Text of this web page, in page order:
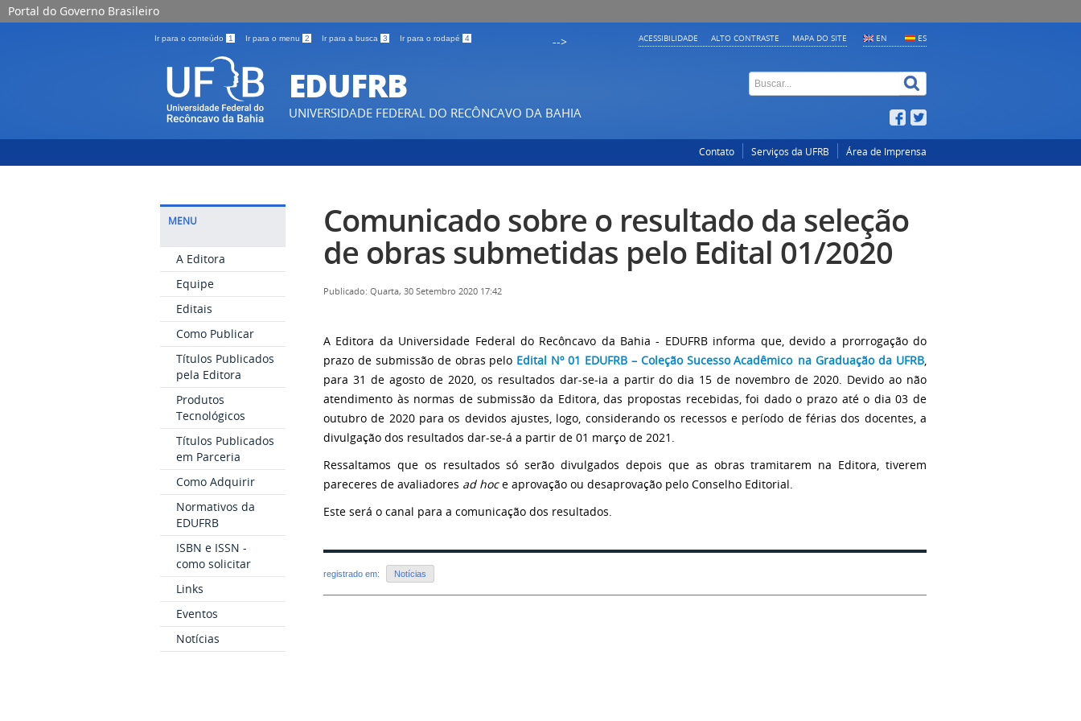
Portal do Governo Brasileiro
Ir para o conteúdo 1 Ir para o menu 2 Ir para a busca 3 Ir para o rodapé 4 EN ES
--> ACESSIBILIDADE ALTO CONTRASTE MAPA DO SITE
EDUFRB
UNIVERSIDADE FEDERAL DO RECÔNCAVO DA BAHIA
Contato Serviços da UFRB Área de Imprensa
MENU
A Editora
Equipe
Editais
Como Publicar
Títulos Publicados
pela Editora
Produtos
Tecnológicos
Títulos Publicados
em Parceria
Como Adquirir
Normativos da
EDUFRB
ISBN e ISSN -
como solicitar
Links
Eventos
Notícias
Comunicado sobre o resultado da seleção
de obras submetidas pelo Edital 01/2020
Publicado: Quarta, 30 Setembro 2020 17:42
A Editora da Universidade Federal do Recôncavo da Bahia - EDUFRB informa que, devido a prorrogação do
prazo de submissão de obras pelo Edital Nº 01 EDUFRB – Coleção Sucesso Acadêmico na Graduação da UFRB,
para 31 de agosto de 2020, os resultados dar-se-ia a partir do dia 15 de novembro de 2020. Devido ao não
atendimento às normas de submissão da Editora, das propostas recebidas, foi dado o prazo até o dia 03 de
outubro de 2020 para os devidos ajustes, logo, considerando os recessos e período de férias dos docentes, a
divulgação dos resultados dar-se-á a partir de 01 março de 2021.
Ressaltamos que os resultados só serão divulgados depois que as obras tramitarem na Editora, tiverem
pareceres de avaliadores ad hoce aprovação ou desaprovação pelo Conselho Editorial.
Este será o canal para a comunicação dos resultados.
registrado em: Notícias